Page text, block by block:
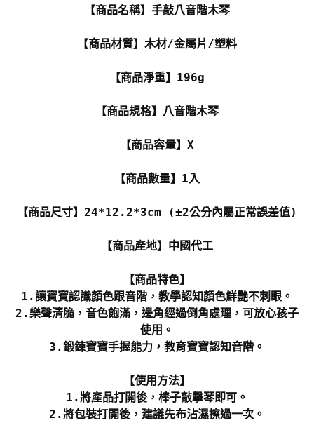
【商品名稱】手敲八音階木琴
【商品材質】木材/金屬片/塑料
【商品淨重】196g
【商品規格】八音階木琴
【商品容量】X
【商品數量】1入
【商品尺寸】24*12.2*3cm (±2公分內屬正常誤差值)
【商品產地】中國代工
【商品特色】
1.讓寶寶認識顏色跟音階，教學認知顏色鮮艷不刺眼。
2.樂聲清脆，音色飽滿，邊角經過倒角處理，可放心孩子
使用。
3.鍛鍊寶寶手握能力，教育寶寶認知音階。
【使用方法】
1.將產品打開後，棒子敲擊琴即可。
2.將包裝打開後，建議先布沾濕擦過一次。